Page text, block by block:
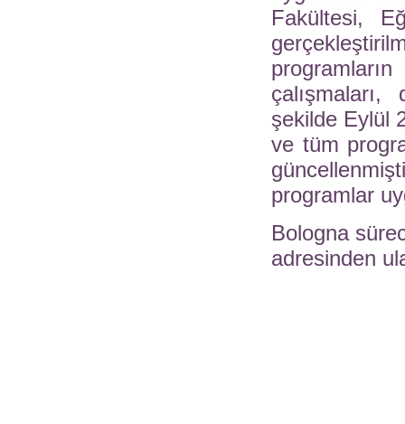
Fakültesi,
şekilde Eylül
ve tüm
programlar
Bologna
adresinden